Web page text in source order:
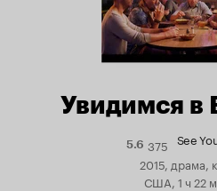
Увидимся в
5.6Рейтинг
Кинопоиска
375 See
2015, драма,
США, 1 ч 22